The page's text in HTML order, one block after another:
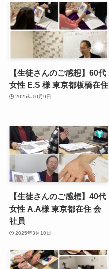
【生徒さんのご感想】60代
女性 E.S 様 東京都板橋在住
2025年10月9日
【生徒さんのご感想】40代
女性 A.A様 東京都在住 会
社員
2025年3月10日